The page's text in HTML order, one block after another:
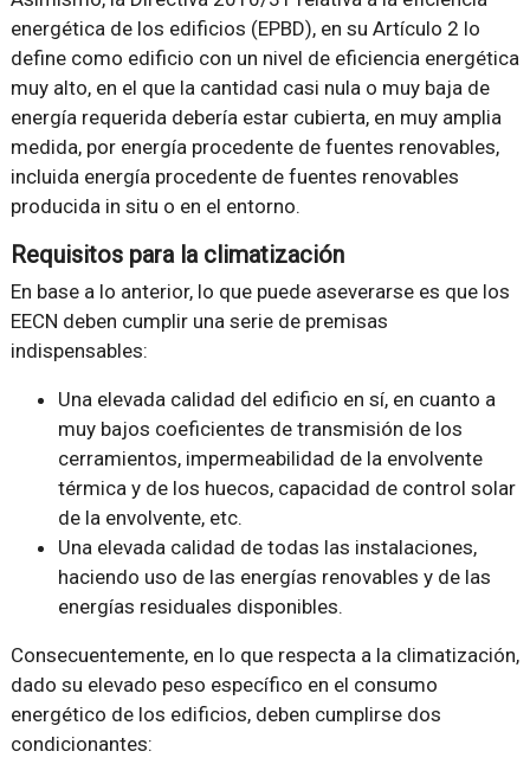
energética de los edificios (EPBD), en su Artículo 2 lo
define como edificio con un nivel de eficiencia energética
muy alto, en el que la cantidad casi nula o muy baja de
energía requerida debería estar cubierta, en muy amplia
medida, por energía procedente de fuentes renovables,
incluida energía procedente de fuentes renovables
producida in situ o en el entorno.
Requisitos para la climatización
En base a lo anterior, lo que puede aseverarse es que los
EECN deben cumplir una serie de premisas
indispensables:
Una elevada calidad del edificio en sí, en cuanto a
muy bajos coeficientes de transmisión de los
cerramientos, impermeabilidad de la envolvente
térmica y de los huecos, capacidad de control solar
de la envolvente, etc.
Una elevada calidad de todas las instalaciones,
haciendo uso de las energías renovables y de las
energías residuales disponibles.
Consecuentemente, en lo que respecta a la climatización,
dado su elevado peso específico en el consumo
energético de los edificios, deben cumplirse dos
condicionantes: